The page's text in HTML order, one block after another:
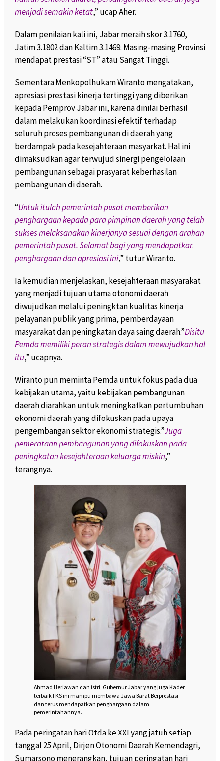
menjadi semakin ketat,” ucap Aher.
Dalam penilaian kali ini, Jabar meraih skor 3.1760,
Jatim 3.1802 dan Kaltim 3.1469. Masing-masing Provinsi
mendapat prestasi “ST” atau Sangat Tinggi.
Sementara Menkopolhukam Wiranto mengatakan,
apresiasi prestasi kinerja tertinggi yang diberikan
kepada Pemprov Jabar ini, karena dinilai berhasil
dalam melakukan koordinasi efektif terhadap
seluruh proses pembangunan di daerah yang
berdampak pada kesejahteraan masyarkat. Hal ini
dimaksudkan agar terwujud sinergi pengelolaan
pembangunan sebagai prasyarat keberhasilan
pembangunan di daerah.
“Untuk itulah pemerintah pusat memberikan
penghargaan kepada para pimpinan daerah yang telah
sukses melaksanakan kinerjanya sesuai dengan arahan
pemerintah pusat. Selamat bagi yang mendapatkan
penghargaan dan apresiasi ini,” tutur Wiranto.
Ia kemudian menjelaskan, kesejahteraan masyarakat
yang menjadi tujuan utama otonomi daerah
diwujudkan melalui peningktan kualitas kinerja
pelayanan publik yang prima, pemberdayaan
masyarakat dan peningkatan daya saing daerah.”Disitu
Pemda memiliki peran strategis dalam mewujudkan hal
itu,” ucapnya.
Wiranto pun meminta Pemda untuk fokus pada dua
kebijakan utama, yaitu kebijakan pembangunan
daerah diarahkan untuk meningkatkan pertumbuhan
ekonomi daerah yang difokuskan pada upaya
pengembangan sektor ekonomi strategis.”Juga
pemerataan pembangunan yang difokuskan pada
peningkatan kesejahteraan keluarga miskin,”
terangnya.
Ahmad Heriawan dan istri, Gubernur Jabar yang juga Kader
terbaik PKS ini mampu membawa Jawa Barat Berprestasi
dan terus mendapatkan penghargaan dalam
pemerintahannya.
Pada peringatan hari Otda ke XXI yang jatuh setiap
tanggal 25 April, Dirjen Otonomi Daerah Kemendagri,
Sumarsono menerangkan, tujuan peringatan hari